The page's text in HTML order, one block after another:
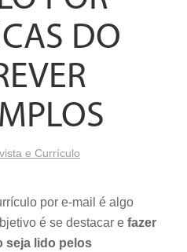
DO
e Currículo
por e-mail é algo
é se destacar e fazer
seja lido pelos